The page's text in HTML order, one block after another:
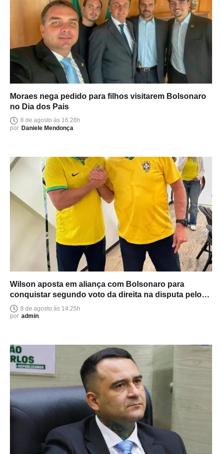
Moraes nega pedido para filhos visitarem Bolsonaro
no Dia dos Pais
8 de agosto às 16:28h
por Daniele Mendonça
Wilson aposta em aliança com Bolsonaro para
conquistar segundo voto da direita na disputa pelo
Senado
8 de agosto às 14:25h
por admin